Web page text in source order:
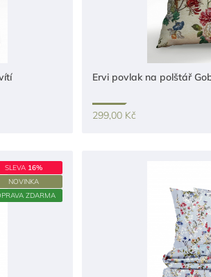
Ervi povlak na polštář
299,00 Kč
SLEVA 16%
NOVINKA
ZDARMA